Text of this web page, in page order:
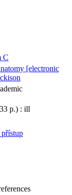
C
[electronic
p.) : ill